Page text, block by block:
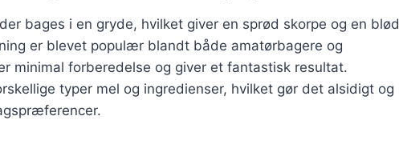
bages i en gryde, hvilket giver en sprød skorpe og en blød
er blevet populær blandt både amatørbagere og
minimal forberedelse og giver et fantastisk resultat.
typer mel og ingredienser, hvilket gør det alsidigt og